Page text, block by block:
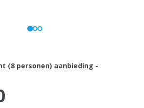
(8 personen) aanbieding -